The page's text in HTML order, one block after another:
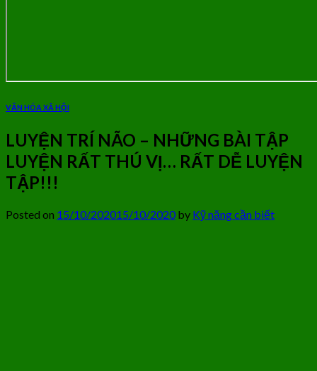
VĂN HÓA XÃ HỘI
LUYỆN TRÍ NÃO – NHỮNG BÀI TẬP
LUYỆN RẤT THÚ VỊ… RẤT DỄ LUYỆN
TẬP!!!
Posted on 15/10/202015/10/2020by Kỹ năng cần biết